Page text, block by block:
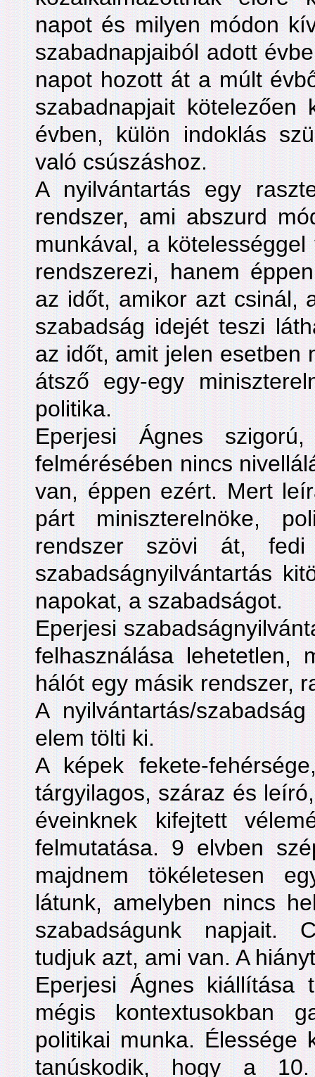
napot és milyen módon
szabadnapjaiból adott
napot hozott át a múlt
szabadnapjait
évben, külön indoklás
való csúszáshoz.
A nyilvántartás egy
rendszer, ami abszurd
munkával, a
rendszerezi, hanem
az időt, amikor azt csinál,
szabadság idejét teszi
az időt, amit jelen esetben
átsző egy-egy
politika.
Eperjesi Ágnes
felmérésében nincs
van, éppen ezért. Mert
párt miniszterelnöke,
rendszer szövi át,
szabadságnyilvántartás
napokat, a szabadságot.
Eperjesi
felhasználása lehetetlen,
hálót egy másik rendszer,
A nyilvántartás/
elem tölti ki.
A képek fekete-
tárgyilagos, száraz és
éveinknek kifejtett
felmutatása. 9 elvben
majdnem tökéletesen
látunk, amelyben nincs
szabadságunk napjait.
tudjuk azt, ami van. A
Eperjesi Ágnes kiállítása
mégis kontextusokban
politikai munka. Élessége
tanúskodik, hogy a